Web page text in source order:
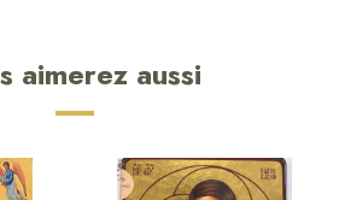
aimerez aussi